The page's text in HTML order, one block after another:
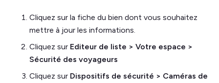
Cliquez sur la fiche du bien dont vous souhaitez
mettre à jour les informations.
Cliquez sur Editeur de liste > Votre espace >
Sécurité des voyageurs
Cliquez sur Dispositifs de sécurité > Caméras de